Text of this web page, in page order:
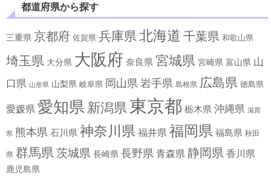
都道府県から探す
三重県 京都府 佐賀県 兵庫県 北海道 千葉県 和歌山県
埼玉県 大分県 大阪府 奈良県 宮城県 宮崎県 富山県 山
口県 山形県 山梨県 岐阜県 岡山県 岩手県 島根県 広島県 徳島県
愛媛県 愛知県 新潟県 東京都 栃木県 沖縄県 滋賀
県 熊本県 石川県 神奈川県 福井県 福岡県 福島県 秋田
県 群馬県 茨城県 長崎県 長野県 青森県 静岡県 香川県
鹿児島県